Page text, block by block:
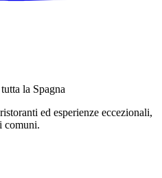
la Spagna
ed esperienze eccezionali,
comuni.